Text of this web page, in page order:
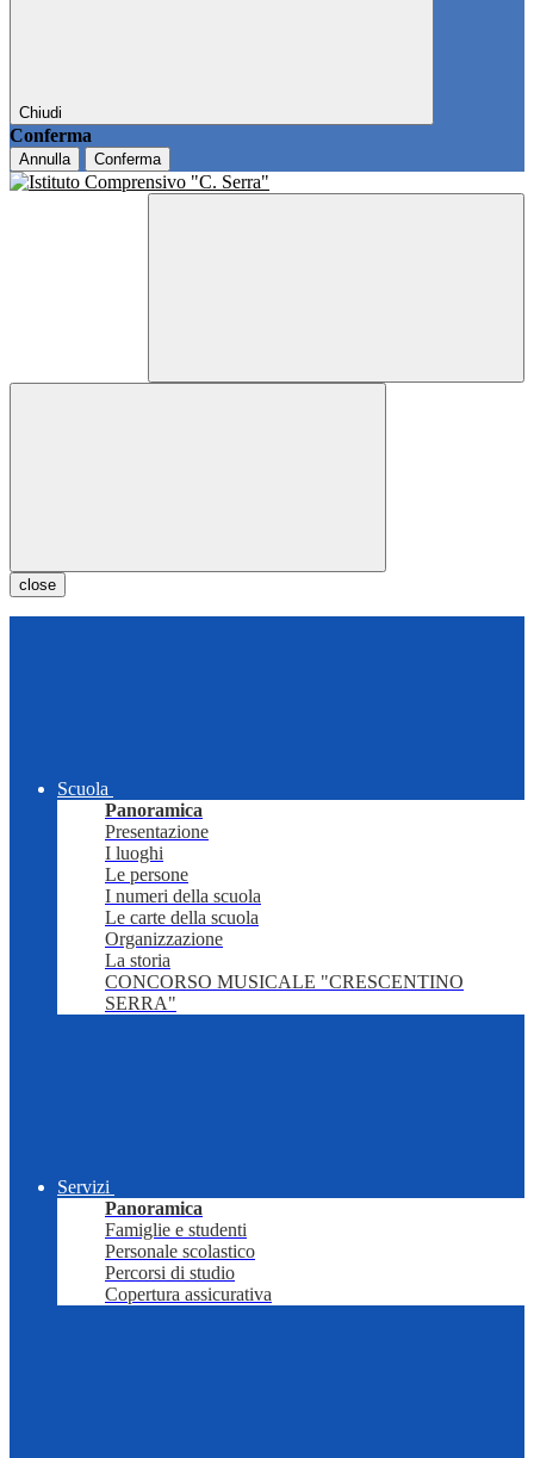
Chiudi
Conferma
Annulla Conferma
close
Scuola
Panoramica
Presentazione
I luoghi
Le persone
I numeri della scuola
Le carte della scuola
Organizzazione
La storia
CONCORSO MUSICALE "CRESCENTINO
SERRA"
Servizi
Panoramica
Famiglie e studenti
Personale scolastico
Percorsi di studio
Copertura assicurativa